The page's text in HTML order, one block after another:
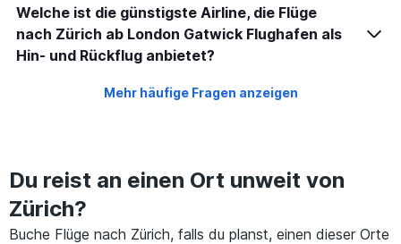
Welche ist die günstigste Airline, die Flüge
nach Zürich ab London Gatwick Flughafen als
Hin- und Rückflug anbietet?
Mehr häufige Fragen anzeigen
Du reist an einen Ort unweit von
Zürich?
Buche Flüge nach Zürich, falls du planst, einen dieser Orte